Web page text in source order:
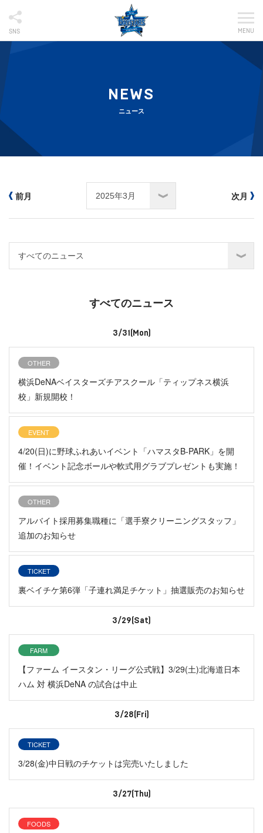
SNS MENU
NEWS
ニュース
前月 次月
すべてのニュース
3/31(Mon)
OTHER
横浜DeNAベイスターズチアスクール「ティップネス横浜
校」新規開校！
EVENT
4/20(日)に野球ふれあいイベント「ハマスタB-PARK」を開
催！イベント記念ボールや軟式用グラブプレゼントも実施！
OTHER
アルバイト採用募集職種に「選手寮クリーニングスタッフ」
追加のお知らせ
TICKET
裏ベイチケ第6弾「子連れ満足チケット」抽選販売のお知らせ
3/29(Sat)
FARM
【ファーム イースタン・リーグ公式戦】3/29(土)北海道日本
ハム 対 横浜DeNA の試合は中止
3/28(Fri)
TICKET
3/28(金)中日戦のチケットは完売いたしました
3/27(Thu)
FOODS